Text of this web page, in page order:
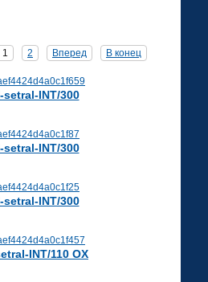
1 2 Вперед В конец
setral-INT/300
setral-INT/300
setral-INT/300
INT/110 OX